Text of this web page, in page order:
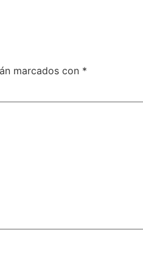
marcados con *